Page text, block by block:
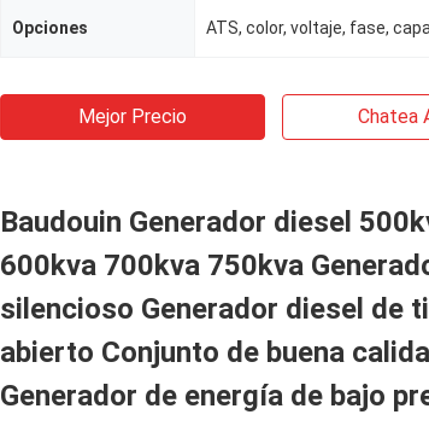
Opciones
Mejor Precio Chatea
Baudouin Generador diesel
600kva 700kva 750kva
silencioso Generador diesel de
abierto Conjunto de buena
Generador de energía de bajo